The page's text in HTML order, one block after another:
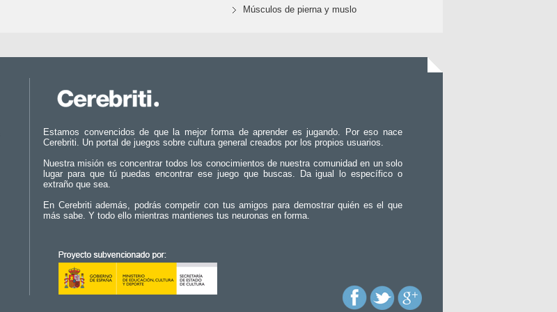
Músculos de pierna y muslo
Estamos convencidos de que la mejor forma de aprender es jugando. Por eso nace
Cerebriti. Un portal de juegos sobre cultura general creados por los propios usuarios.
Nuestra misión es concentrar todos los conocimientos de nuestra comunidad en un solo
lugar para que tú puedas encontrar ese juego que buscas. Da igual lo específico o
extraño que sea.
En Cerebriti además, podrás competir con tus amigos para demostrar quién es el que
más sabe. Y todo ello mientras mantienes tus neuronas en forma.